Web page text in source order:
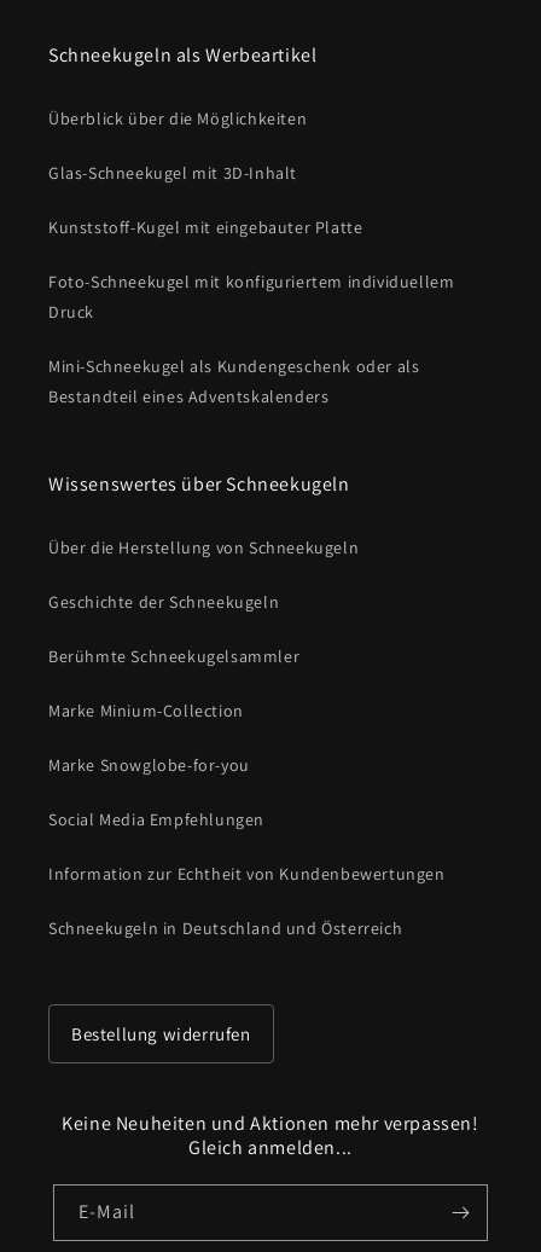
Schneekugeln als Werbeartikel
Überblick über die Möglichkeiten
Glas-Schneekugel mit 3D-Inhalt
Kunststoff-Kugel mit eingebauter Platte
Foto-Schneekugel mit konfiguriertem individuellem
Druck
Mini-Schneekugel als Kundengeschenk oder als
Bestandteil eines Adventskalenders
Wissenswertes über Schneekugeln
Über die Herstellung von Schneekugeln
Geschichte der Schneekugeln
Berühmte Schneekugelsammler
Marke Minium-Collection
Marke Snowglobe-for-you
Social Media Empfehlungen
Information zur Echtheit von Kundenbewertungen
Schneekugeln in Deutschland und Österreich
Bestellung widerrufen
Keine Neuheiten und Aktionen mehr verpassen!
Gleich anmelden...
E-Mail